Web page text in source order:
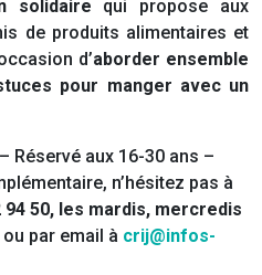
solidaire qui propose aux
de produits alimentaires et
d’aborder ensemble
pour manger avec un
Réservé aux 16-30 ans –
n’hésitez pas à
94 50, les mardis, mercredis
ou par email à crij@infos-